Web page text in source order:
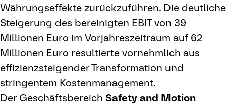
Währungseffekte zurückzuführen. Die deutliche
Steigerung des bereinigten EBIT von 39
Millionen Euro im Vorjahreszeitraum auf 62
Millionen Euro resultierte vornehmlich aus
effizienzsteigender Transformation und
stringentem Kostenmanagement.
Der Geschäftsbereich Safety and Motion